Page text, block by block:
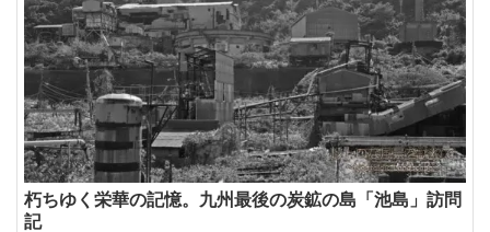
朽ちゆく栄華の記憶。九州最後の炭鉱の島「池島」訪問
記